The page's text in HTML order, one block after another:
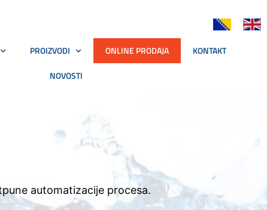
PROIZVODI ONLINE PRODAJA
KONTAKT
NOVOSTI
automatizacije procesa.